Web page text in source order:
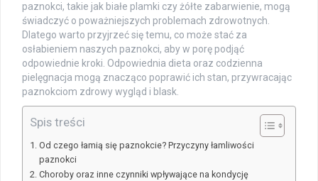
paznokci, takie jak białe plamki czy żółte zabarwienie, mogą
świadczyć o poważniejszych problemach zdrowotnych.
Dlatego warto przyjrzeć się temu, co może stać za
osłabieniem naszych paznokci, aby w porę podjąć
odpowiednie kroki. Odpowiednia dieta oraz codzienna
pielęgnacja mogą znacząco poprawić ich stan, przywracając
paznokciom zdrowy wygląd i blask.
Spis treści
Od czego łamią się paznokcie? Przyczyny łamliwości
paznokci
Choroby oraz inne czynniki wpływające na kondycję